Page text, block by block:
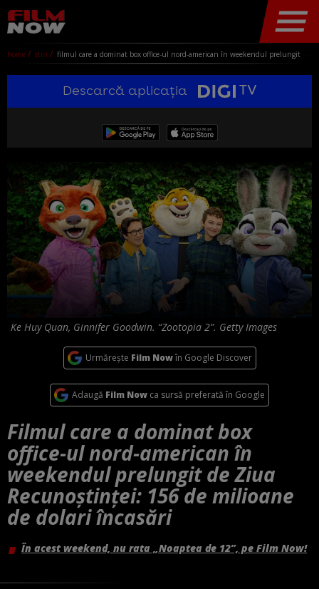
home stiri filmul care a dominat box office-ul nord-american în weekendul prelungit de ziua recunoştinței: 156 de milioane de dolari încasări
Descarcă aplicația
Ke Huy Quan, Ginnifer Goodwin. “Zootopia 2”. Getty Images
Urmărește Film Nowîn Google Discover
Adaugă Film Now ca sursă preferată în Google
Filmul care a dominat box
office-ul nord-american în
weekendul prelungit de Ziua
Recunoştinței: 156 de milioane
de dolari încasări
În acest weekend, nu rata „Noaptea de 12”, pe Film Now!